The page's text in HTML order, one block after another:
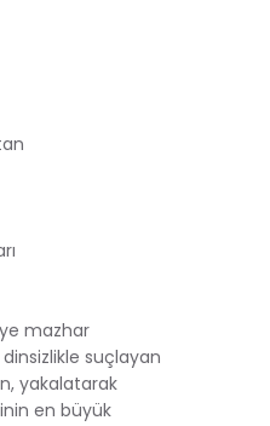
mazhar
suçlayan
yakalatarak
en büyük